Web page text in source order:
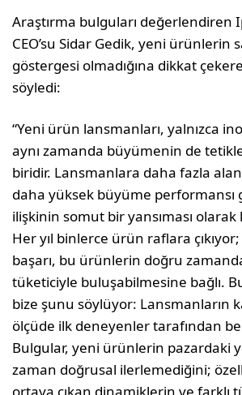
Araştırma bulguları değerlendiren
CEO’su Sidar Gedik, yeni ürünlerin
göstergesi olmadığına dikkat
söyledi:
“Yeni ürün lansmanları, yalnızca
aynı zamanda büyümenin de
biridir. Lansmanlara daha fazla
daha yüksek büyüme performansı
ilişkinin somut bir yansıması olarak
Her yıl binlerce ürün raflara
başarı, bu ürünlerin doğru
tüketiciyle buluşabilmesine bağlı.
bize şunu söylüyor: Lansmanların
ölçüde ilk deneyenler tarafından
Bulgular, yeni ürünlerin pazardaki
zaman doğrusal ilerlemediğini;
ortaya çıkan dinamiklerin ve farklı